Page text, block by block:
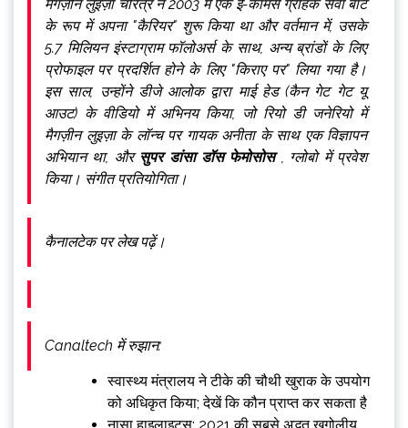
मैगज़ीन लुइज़ा चरित्र ने 2003 में एक ई-कॉमर्स ग्राहक सेवा बॉट
के रूप में अपना "कैरियर" शुरू किया था और वर्तमान में, उसके
5.7 मिलियन इंस्टाग्राम फॉलोअर्स के साथ, अन्य ब्रांडों के लिए
प्रोफाइल पर प्रदर्शित होने के लिए "किराए पर" लिया गया है।
इस साल, उन्होंने डीजे आलोक द्वारा माई हेड (कैन गेट गेट यू
आउट) के वीडियो में अभिनय किया, जो रियो डी जनेरियो में
मैगज़ीन लुइज़ा के लॉन्च पर गायक अनीता के साथ एक विज्ञापन
अभियान था, और सुपर डांसा डॉस फेमोसोस, ग्लोबो में प्रवेश
किया। संगीत प्रतियोगिता।
कैनालटेक पर लेख पढ़ें।
Canaltech में रुझान:
स्वास्थ्य मंत्रालय ने टीके की चौथी खुराक के उपयोग
को अधिकृत किया; देखें कि कौन प्राप्त कर सकता है